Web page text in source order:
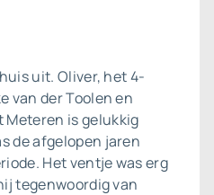
uit. Oliver, het 4-
van der Toolen en
is gelukkig
de afgelopen jaren
Het ventje was erg
tegenwoordig van